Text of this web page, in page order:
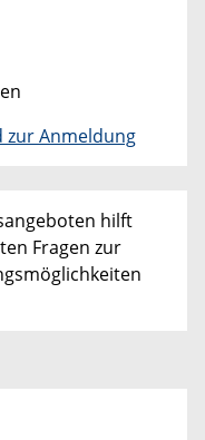
zur Anmeldung
hilft
Fragen zur